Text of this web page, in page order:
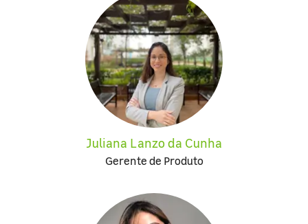
Juliana Lanzo da Cunha
Gerente de Produto